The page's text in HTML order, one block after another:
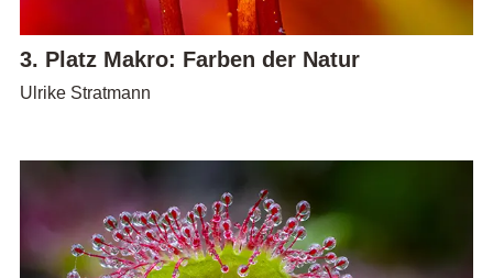
3. Platz Makro: Farben der Natur
Ulrike Stratmann